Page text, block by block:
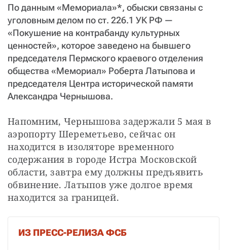
По данным «Мемориала»*, обыски связаны с
уголовным делом по ст. 226.1 УК РФ —
«Покушение на контрабанду культурных
ценностей», которое заведено на бывшего
председателя Пермского краевого отделения
общества «Мемориал» Роберта Латыпова и
председателя Центра исторической памяти
Александра Чернышова.
Напомним, Чернышова задержали 5 мая в
аэропорту Шереметьево, сейчас он
находится в изоляторе временного
содержания в городе Истра Московской
области, завтра ему должны предъявить
обвинение. Латыпов уже долгое время
находится за границей.
ИЗ ПРЕСС-РЕЛИЗА ФСБ